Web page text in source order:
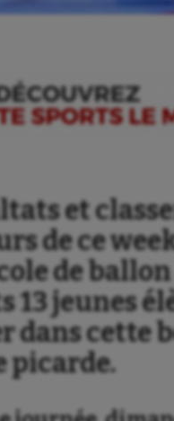
et
de ce
de
13 jeunes
dans cette
picarde.